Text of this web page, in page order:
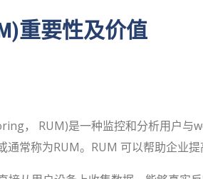
重要性及价值
， RUM)是一种监控和分析用户与
通常称为RUM。RUM 可以帮助企业